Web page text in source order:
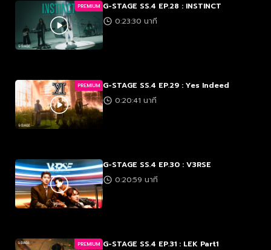
PREMIUM G-STAGE SS.4 EP.28 : INSTINCT
0:23:30 นาที
PREMIUM G-STAGE SS.4 EP.29 : Yes Indeed
0:20:41 นาที
G-STAGE SS.4 EP.30 : V3RSE
0:20:59 นาที
PREMIUM G-STAGE SS.4 EP.31 : LEK Part1